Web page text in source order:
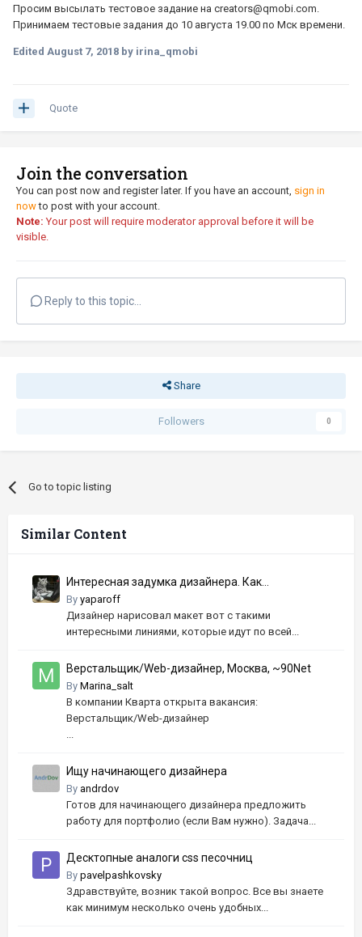
Просим высылать тестовое задание на creators@qmobi.com.
Принимаем тестовые задания до 10 августа 19.00 по Мск времени.
Edited August 7, 2018 by irina_qmobi
Quote
Join the conversation
You can post now and register later. If you have an account, sign in
nowto post with your account.
Note: Your post will require moderator approval before it will be
visible.
Reply to this topic...
Share
Followers 0
Go to topic listing
Similar Content
Интересная задумка дизайнера. Как
реализовать?
By yaparoff
Дизайнер нарисовал макет вот с такими
интересными линиями, которые идут по всей...
Верстальщик/Web-дизайнер, Москва, ~90Net
By Marina_salt
В компании Кварта открыта вакансия:
Верстальщик/Web-дизайнер
...
Ищу начинающего дизайнера
By andrdov
Готов для начинающего дизайнера предложить
работу для портфолио (если Вам нужно). Задача...
Десктопные аналоги css песочниц
By pavelpashkovsky
Здравствуйте, возник такой вопрос. Все вы знаете
как минимум несколько очень удобных...